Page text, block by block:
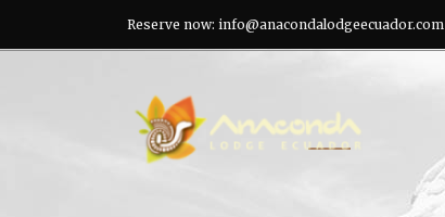
Reserve now: info@anacondalodgeecuador.com